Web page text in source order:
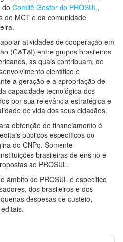
do Comitê Gestor do PROSUL,
do MCT e da comunidade
atividades de cooperação em
(C&T&I) entre grupos brasileiros
as quais contribuam, de
científico e
a geração e a apropriação de
capacidade tecnológica dos
por sua relevância estratégica e
de vida dos seus cidadãos.
obtenção de financiamento é
públicos específicos do
do CNPq. Somente
brasileiras de ensino e
ao PROSUL.
âmbito do PROSUL é especifico
dos brasileiros e dos
despesas de custeio,